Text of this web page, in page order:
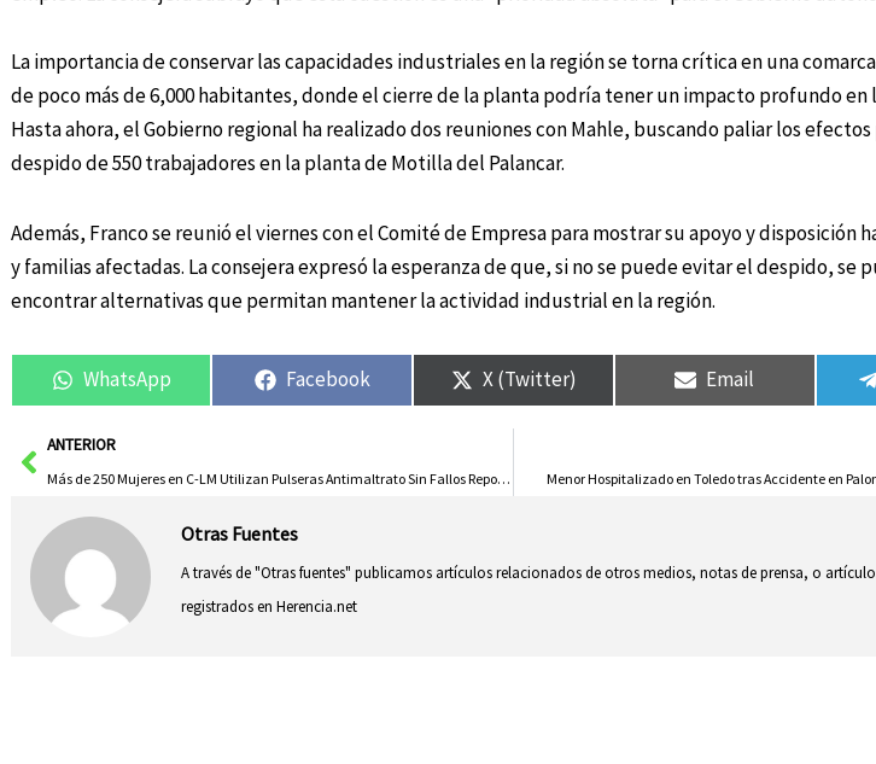
La importancia de conservar las capacidades industriales en la región se torna crítica en una
de poco más de 6,000 habitantes, donde el cierre de la planta podría tener un impacto profundo en
Hasta ahora, el Gobierno regional ha realizado dos reuniones con Mahle, buscando paliar los
despido de 550 trabajadores en la planta de Motilla del Palancar.
Además, Franco se reunió el viernes con el Comité de Empresa para mostrar su apoyo y disposición
y familias afectadas. La consejera expresó la esperanza de que, si no se puede evitar el despido, se
encontrar alternativas que permitan mantener la actividad industrial en la región.
WhatsApp Facebook X (Twitter) Email
AntANTERIOR
Más de 250 Mujeres en C-LM Utilizan Pulseras Antimaltrato Sin Fallos Reportados Menor Hospitalizado en Toledo tras Accidente en
Otras Fuentes
A través de "Otras fuentes" publicamos artículos relacionados de otros medios, notas de prensa, o
registrados en Herencia.net